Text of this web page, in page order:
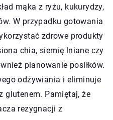
mąka z ryżu, kukurydzy,
W przypadku gotowania
zdrowe produkty
chia, siemię lniane czy
planowanie posiłków.
odżywiania i eliminuje
glutenem. Pamiętaj, że
rezygnacji z